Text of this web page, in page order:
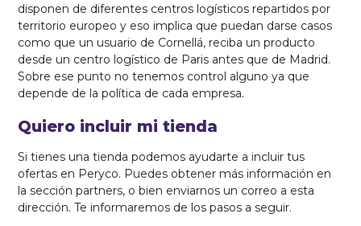
disponen de diferentes centros logísticos repartidos por
territorio europeo y eso implica que puedan darse casos
como que un usuario de Cornellá, reciba un producto
desde un centro logístico de Paris antes que de Madrid.
Sobre ese punto no tenemos control alguno ya que
depende de la política de cada empresa.
Quiero incluir mi tienda
Si tienes una tienda podemos ayudarte a incluir tus
ofertas en Peryco. Puedes obtener más información en
la sección partners, o bien enviarnos un correo a esta
dirección. Te informaremos de los pasos a seguir.